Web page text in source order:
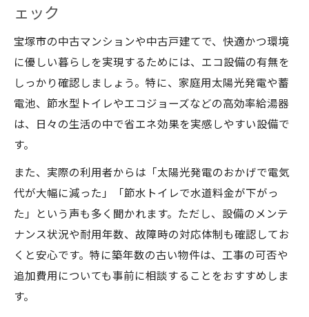
ェック
宝塚市の中古マンションや中古戸建てで、快適かつ環境
に優しい暮らしを実現するためには、エコ設備の有無を
しっかり確認しましょう。特に、家庭用太陽光発電や蓄
電池、節水型トイレやエコジョーズなどの高効率給湯器
は、日々の生活の中で省エネ効果を実感しやすい設備で
す。
また、実際の利用者からは「太陽光発電のおかげで電気
代が大幅に減った」「節水トイレで水道料金が下がっ
た」という声も多く聞かれます。ただし、設備のメンテ
ナンス状況や耐用年数、故障時の対応体制も確認してお
くと安心です。特に築年数の古い物件は、工事の可否や
追加費用についても事前に相談することをおすすめしま
す。